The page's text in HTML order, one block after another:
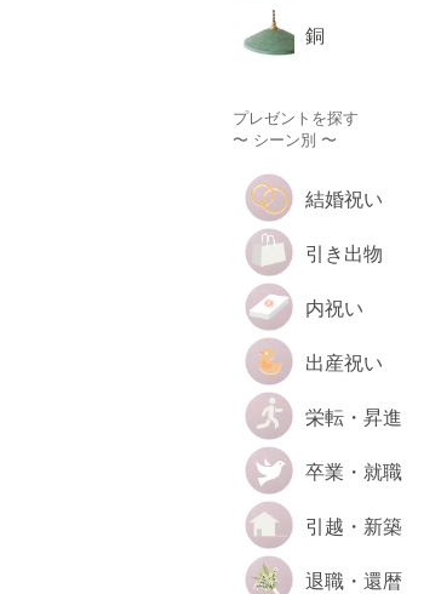
銅
プレゼントを探す
〜 シーン別 〜
結婚祝い
引き出物
内祝い
出産祝い
栄転・昇進
卒業・就職
引越・新築
退職・還暦